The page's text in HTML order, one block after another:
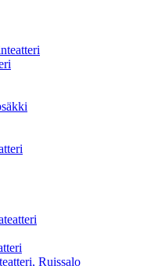
Ruissalo